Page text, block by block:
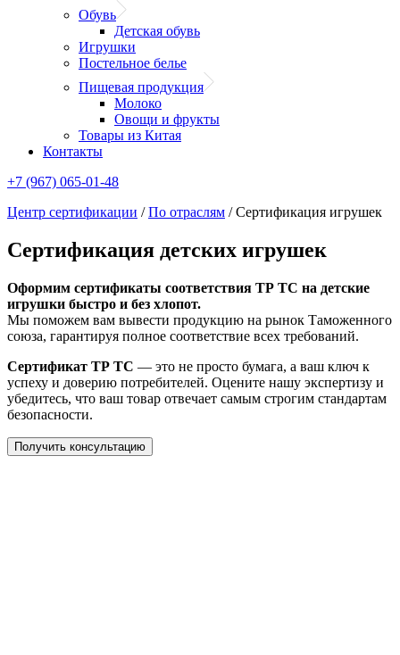
Обувь
Детская обувь
Игрушки
Постельное белье
Пищевая продукция
Молоко
Овощи и фрукты
Товары из Китая
Контакты
+7 (967) 065-01-48
Центр сертификации /По отраслям /Сертификация игрушек
Сертификация детских игрушек
Оформим сертификаты соответствия ТР ТС на детские
игрушки быстро и без хлопот.
Мы поможем вам вывести продукцию на рынок Таможенного
союза, гарантируя полное соответствие всех требований.
Сертификат ТР ТС — это не просто бумага, а ваш ключ к
успеху и доверию потребителей. Оцените нашу экспертизу и
убедитесь, что ваш товар отвечает самым строгим стандартам
безопасности.
Получить консультацию